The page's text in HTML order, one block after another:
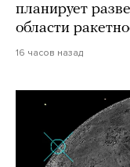
планирует
области
16 часов назад